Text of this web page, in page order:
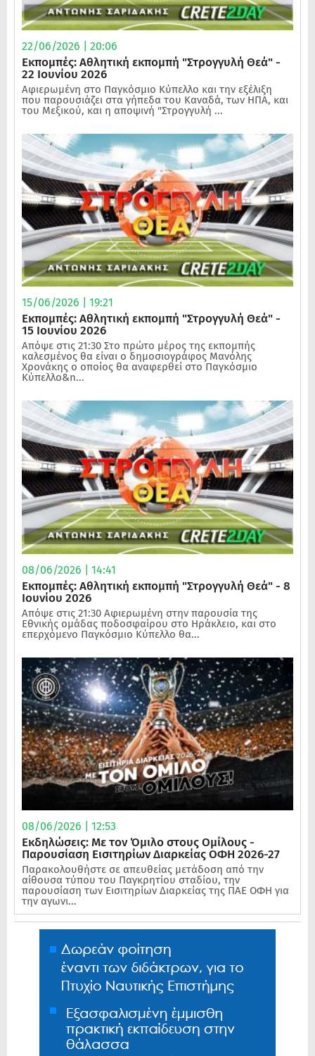
22/06/2026 | 20:06
Εκπομπές: Αθλητική εκπομπή "Στρογγυλή Θεά" -
22 Ιουνίου 2026
Αφιερωμένη στο Παγκόσμιο Κύπελλο και την εξέλιξη
που παρουσιάζει στα γήπεδα του Καναδά, των ΗΠΑ, και
του Μεξικού, και η αποψινή "Στρογγυλή ...
15/06/2026 | 19:21
Εκπομπές: Αθλητική εκπομπή "Στρογγυλή Θεά" -
15 Ιουνίου 2026
Απόψε στις 21:30 Στο πρώτο μέρος της εκπομπής
καλεσμένος θα είναι ο δημοσιογράφος Μανόλης
Χρονάκης ο οποίος θα αναφερθεί στο Παγκόσμιο
Κύπελλο&n...
08/06/2026 | 14:41
Εκπομπές: Αθλητική εκπομπή "Στρογγυλή Θεά" - 8
Ιουνίου 2026
Απόψε στις 21:30 Αφιερωμένη στην παρουσία της
Εθνικής ομάδας ποδοσφαίρου στο Ηράκλειο, και στο
επερχόμενο Παγκόσμιο Κύπελλο θα...
08/06/2026 | 12:53
Εκδηλώσεις: Με τον Όμιλο στους Ομίλους -
Παρουσίαση Εισιτηρίων Διαρκείας ΟΦΗ 2026-27
Παρακολουθήστε σε απευθείας μετάδοση από την
αίθουσα τύπου του Παγκρητίου σταδίου, την
παρουσίαση των Εισιτηρίων Διαρκείας της ΠΑΕ ΟΦΗ για
την αγωνι...